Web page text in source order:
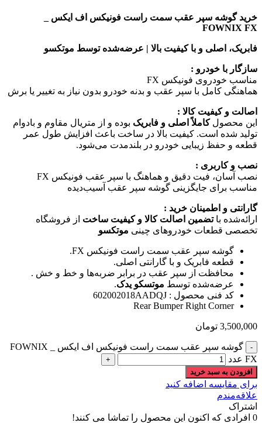
خرید گوشه سپر عقب سمت راست فونیکس اف ایکس _
FOWNIX FX
فابریک، اصلی و با کیفیت بالا | عرضه‌شده توسط موتکسو
سازگار با خودرو :
مناسب خودروی فونیکس FX
هماهنگی کامل با سپر عقب و بدنه خودرو بدون نیاز به تغییر یا برش
اصالت و کیفیت کالا :
این محصولکاملاً اصلی و فابریک بوده و از متریال مقاوم و بادوام
تولید شده است. کیفیت بالا در ساخت باعث افزایش طول عمر
قطعه و حفظ زیبایی خودرو در بلندمدت می‌شود.
نصب و کاربری :
نصب آسان، فیت دقیق و هماهنگ با سپر عقب فونیکس FX
مناسب برای جایگزینی گوشه سپر عقب آسیب‌دیده
گارانتی و اطمینان خرید :
ارائه‌شده باتضمین اصالت کالا و کیفیت ساخت از فروشگاه
تخصصی قطعات خودروهای چینی موتکسو
گوشه سپر عقب سمت راست فونیکس FX.
قطعه‌ فابریک و با گارانتی اصلی.
محافظت از سپر عقب در برابر ضربه‌ها و خط و خش .
عرضه‌شده توسط موتسکو یدک.
کد فنی محصول : 602002018AADQJ
Rear Bumper Right Corner
3,500,000 تومان
گوشه سپر عقب سمت راست فونیکس اف ایکس _ FOWNIX
FX عدد
افزودن به سبد خرید
برای مقایسه اضافه کنید
علاقه‌مندم
اشتراک
0 افرادی که اکنون این محصول را تماشا می کنند!